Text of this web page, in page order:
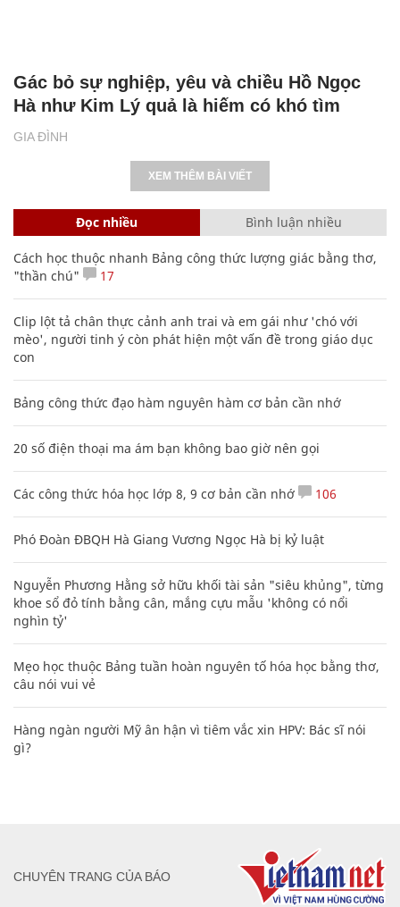
GIA ĐÌNH
Gác bỏ sự nghiệp, yêu và chiều Hồ Ngọc
Hà như Kim Lý quả là hiếm có khó tìm
XEM THÊM BÀI VIẾT
Đọc nhiều Bình luận nhiều
Cách học thuộc nhanh Bảng công thức lượng giác bằng thơ,
"thần chú"
17
Clip lột tả chân thực cảnh anh trai và em gái như 'chó với
mèo', người tinh ý còn phát hiện một vấn đề trong giáo dục
con
Bảng công thức đạo hàm nguyên hàm cơ bản cần nhớ
20 số điện thoại ma ám bạn không bao giờ nên gọi
Các công thức hóa học lớp 8, 9 cơ bản cần nhớ 106
Phó Đoàn ĐBQH Hà Giang Vương Ngọc Hà bị kỷ luật
Nguyễn Phương Hằng sở hữu khối tài sản "siêu khủng", từng
khoe sổ đỏ tính bằng cân, mắng cựu mẫu 'không có nổi
nghìn tỷ'
Mẹo học thuộc Bảng tuần hoàn nguyên tố hóa học bằng thơ,
câu nói vui vẻ
Hàng ngàn người Mỹ ân hận vì tiêm vắc xin HPV: Bác sĩ nói
gì?
CHUYÊN TRANG CỦA BÁO